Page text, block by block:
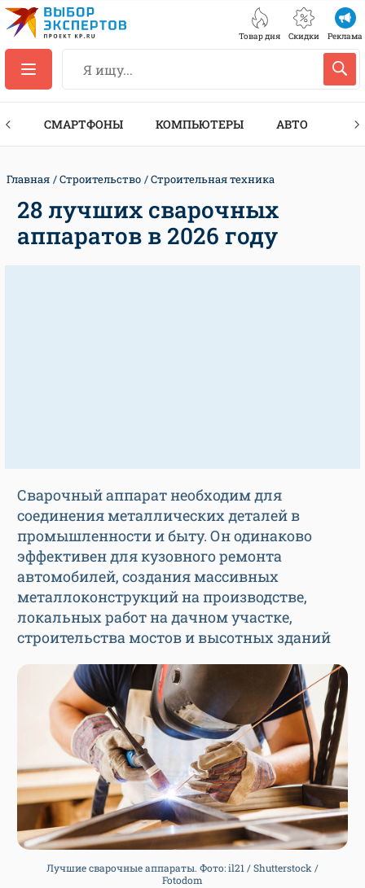
Товар дня Скидки Реклама
СМАРТФОНЫ КОМПЬЮТЕРЫ АВТО
Главная Строительство Строительная техника
28 лучших сварочных
аппаратов в 2026 году
Сварочный аппарат необходим для
соединения металлических деталей в
промышленности и быту. Он одинаково
эффективен для кузовного ремонта
автомобилей, создания массивных
металлоконструкций на производстве,
локальных работ на дачном участке,
строительства мостов и высотных зданий
Лучшие сварочные аппараты. Фото: il21 / Shutterstock /
Fotodom